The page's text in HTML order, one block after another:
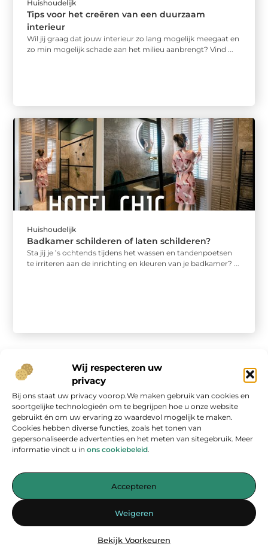
Wij respecteren uw
privacy
Bij ons staat uw privacy voorop.We maken gebruik van cookies en
soortgelijke technologieën om te begrijpen hoe u onze website
gebruikt én om uw ervaring zo waardevol mogelijk te maken.
Cookies hebben diverse functies, zoals het tonen van
gepersonaliseerde advertenties en het meten van sitegebruik. Meer
informatie vindt u in ons cookiebeleid.
Accepteren
Weigeren
Bekijk Voorkeuren
Huishoudelijk
Tips voor het creëren van een duurzaam
interieur
Wil jij graag dat jouw interieur zo lang mogelijk meegaat en
zo min mogelijk schade aan het milieu aanbrengt? Vind ...
Huishoudelijk
Badkamer schilderen of laten schilderen?
Sta jij je ’s ochtends tijdens het wassen en tandenpoetsen
te irriteren aan de inrichting en kleuren van je badkamer? ...
Jouw bron voor inspirerende blogs en waardevolle inzichten
— Laat je inspireren door verhelderende verhalen, praktische tips
Begin vandaag nog met ontdekken op
Onze informatie